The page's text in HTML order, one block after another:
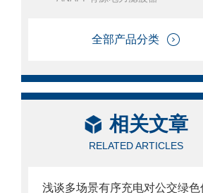
全部产品分类
相关文章
RELATED ARTICLES